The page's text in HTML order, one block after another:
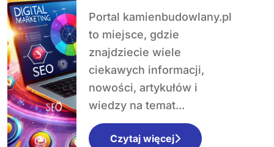
architekturze i
budownictwie
Portal kamienbudowlany.pl
to miejsce, gdzie
znajdziecie wiele
ciekawych informacji,
nowości, artykułów i
wiedzy na temat...
Czytaj więcej